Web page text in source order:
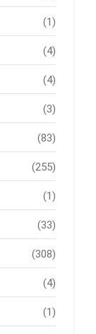
(1)
(4)
(4)
(3)
(83)
(255)
(1)
(33)
(308)
(4)
(1)